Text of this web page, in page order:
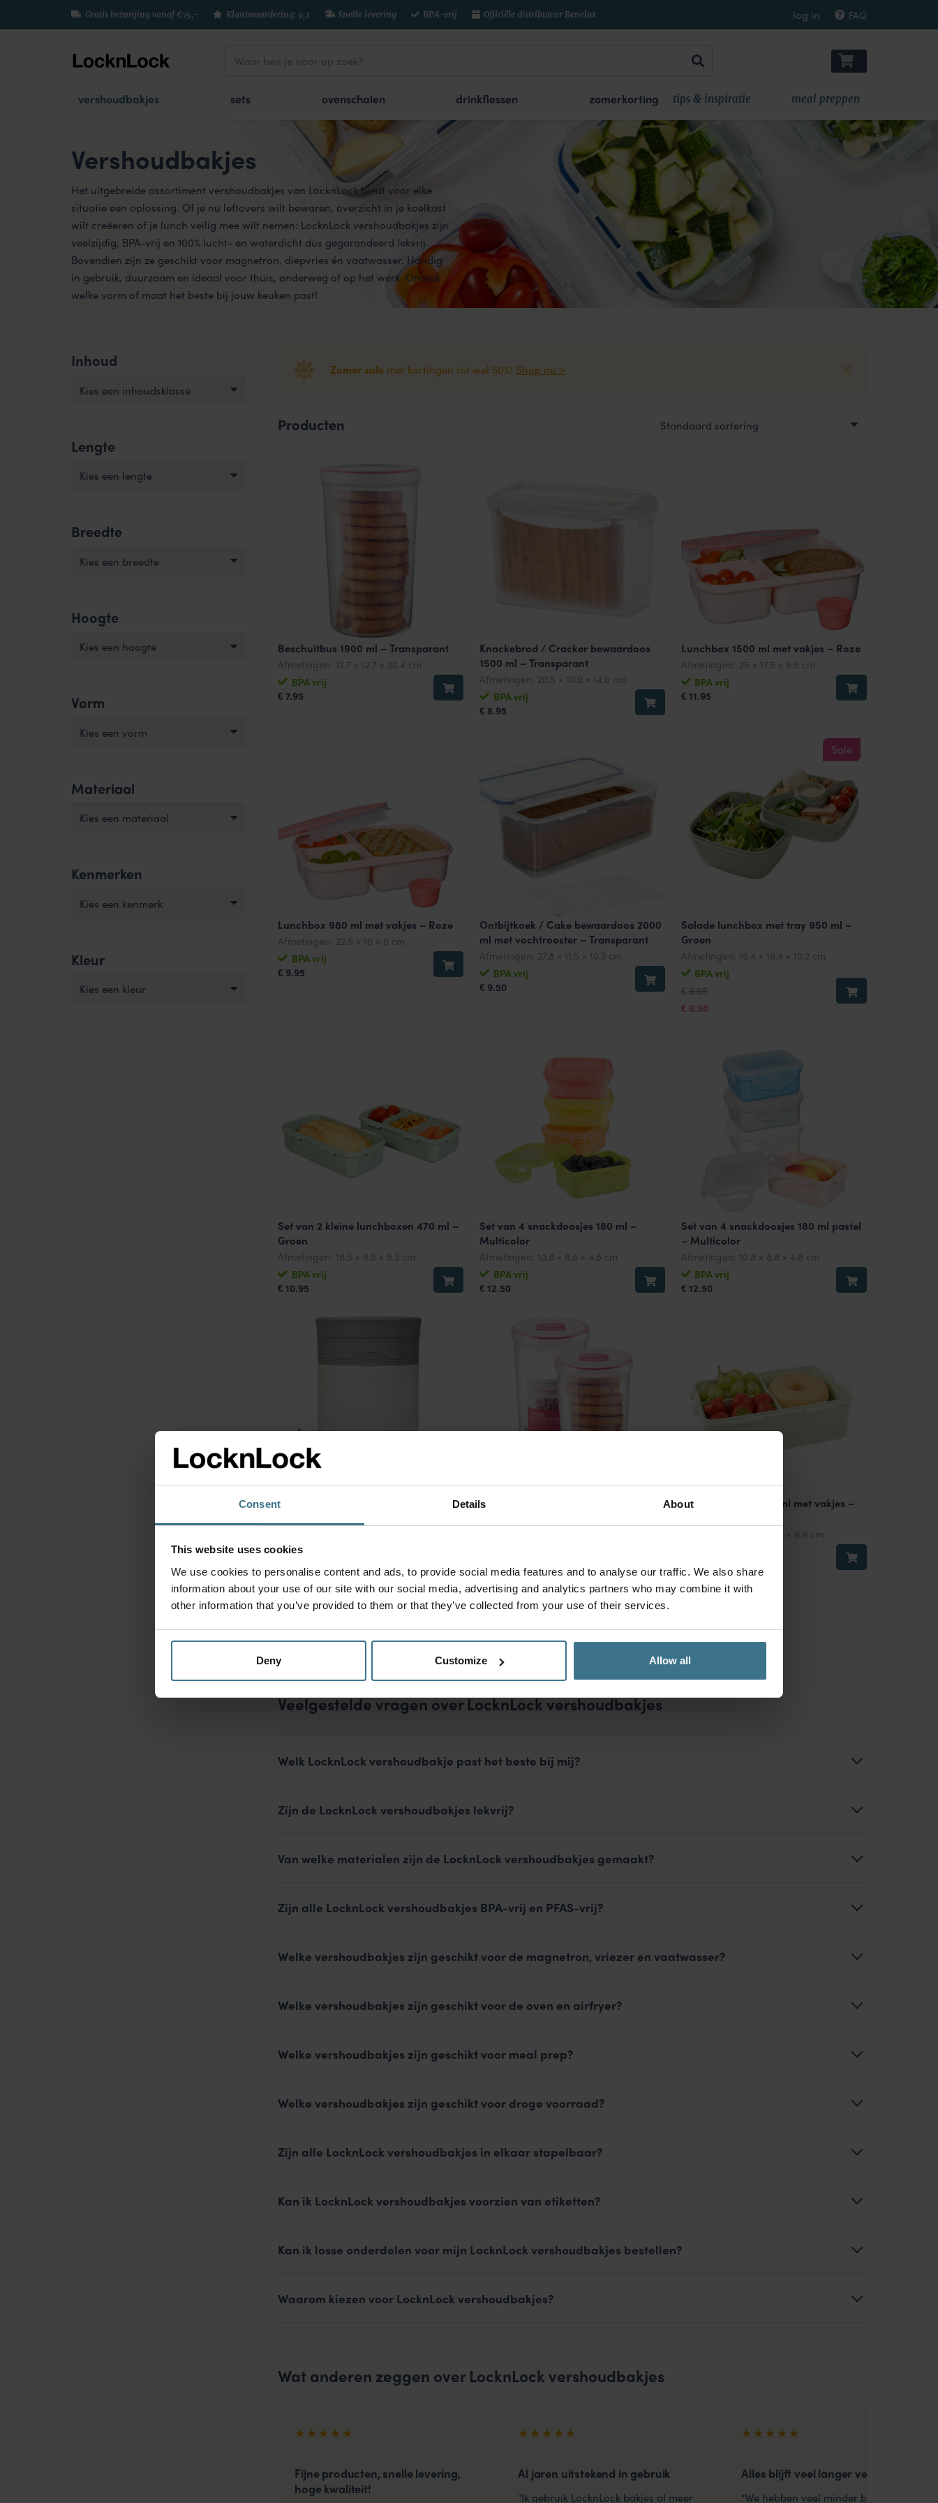
Consent Details About
This website uses cookies
We use cookies to personalise content and ads, to provide social media features and to analyse our traffic. We also share
information about your use of our site with our social media, advertising and analytics partners who may combine it with
other information that you’ve provided to them or that they’ve collected from your use of their services.
Deny Customize Allow all
Gratis bezorging vanaf €75,- Klantwaardering: 9,2 Snelle levering BPA-vrij Officiële distributeur Benelux log in FAQ
vershoudbakjes sets ovenschalen drinkflessen zomerkorting tips & inspiratie meal preppen
Vershoudbakjes
Het uitgebreide assortiment vershoudbakjes van LocknLock biedt voor elke
situatie een oplossing. Of je nu leftovers wilt bewaren, overzicht in je koelkast
wilt creëeren of je lunch veilig mee wilt nemen: LocknLock vershoudbakjes zijn
veelzijdig, BPA-vrij en 100% lucht- en waterdicht dus gegarandeerd lekvrij.
Bovendien zijn ze geschikt voor magnetron, diepvries én vaatwasser. Handig
in gebruik, duurzaam en ideaal voor thuis, onderweg of op het werk. Ontdek
welke vorm of maat het beste bij jouw keuken past!
Inhoud
Kies een inhoudsklasse
Lengte
Kies een lengte
Breedte
Kies een breedte
Hoogte
Kies een hoogte
Vorm
Kies een vorm
Materiaal
Kies een materiaal
Kenmerken
Kies een kenmerk
Kleur
Kies een kleur
Zomer sale met kortingen tot wel 50%! Shop nu >
Producten
Beschuitbus 1900 ml – Transparant
Afmetingen:
12.7 × 12.7 × 20.4 cm
BPA vrij
€ 7.95
Knackebrod / Cracker bewaardoos
1500 ml – Transparant
Afmetingen: 20.5 × 10.0 × 14.0 cm
BPA vrij
€ 8.95
Lunchbox 1500 ml met vakjes – Roze
Afmetingen: 25 × 17.5 × 6.5 cm
BPA vrij
€ 11.95
Lunchbox 980 ml met vakjes – Roze
Afmetingen: 22.5 × 16 × 6 cm
BPA vrij
€ 9.95
Ontbijtkoek / Cake bewaardoos 2000
ml met vochtrooster – Transparant
Afmetingen: 27.8 × 11.5 × 10.3 cm
BPA vrij
€ 9.50
Sale
Salade lunchbox met tray 950 ml –
Groen
Afmetingen:
16.4 × 16.4 × 10.2 cm
BPA vrij
€ 9.95
Oorspronkelijke
prijs
was:
€ 6.50
Huidige
prijs
is:
Set van 2 kleine lunchboxen 470 ml –
Groen
Afmetingen:
18.5 × 9.5 × 5.3 cm
BPA vrij
€ 10.95
Set van 4 snackdoosjes 180 ml –
Multicolor
Afmetingen:
10.8 × 8.8 × 4.8 cm
BPA vrij
€ 12.50
Set van 4 snackdoosjes 180 ml pastel
– Multicolor
Afmetingen:
10.8 × 8.8 × 4.8 cm
BPA vrij
€ 12.50
Thermos lunchbox HOT&COOL 500ml
BPA vrij
25.95
Twist vershouddozen 1900 ml set 2-
14.95
Vershouddoos 1000 ml met vakjes –
20.5 × 13.4 × 6.9 cm
€ 7.95
1 2 3 4 … 15
Veelgestelde vragen over LocknLock vershoudbakjes
Welk LocknLock vershoudbakje past het beste bij mij?
Zijn de LocknLock vershoudbakjes lekvrij?
Van welke materialen zijn de LocknLock vershoudbakjes gemaakt?
Zijn alle LocknLock vershoudbakjes BPA-vrij en PFAS-vrij?
Welke vershoudbakjes zijn geschikt voor de magnetron, vriezer en vaatwasser?
Welke vershoudbakjes zijn geschikt voor de oven en airfryer?
Welke vershoudbakjes zijn geschikt voor meal prep?
Welke vershoudbakjes zijn geschikt voor droge voorraad?
Zijn alle LocknLock vershoudbakjes in elkaar stapelbaar?
Kan ik LocknLock vershoudbakjes voorzien van etiketten?
Kan ik losse onderdelen voor mijn LocknLock vershoudbakjes bestellen?
Waarom kiezen voor LocknLock vershoudbakjes?
Wat anderen zeggen over LocknLock vershoudbakjes
★★★★★
Fijne producten, snelle levering,
hoge kwaliteit!
★★★★★
Al jaren uitstekend in gebruik
"Ik gebruik LocknLock bakjes al meer
★★★★★
Alles blijft veel langer vers!
"We hebben veel minder bederf van